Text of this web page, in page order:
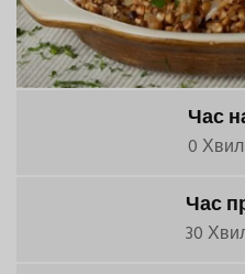
Час
0
Час
30